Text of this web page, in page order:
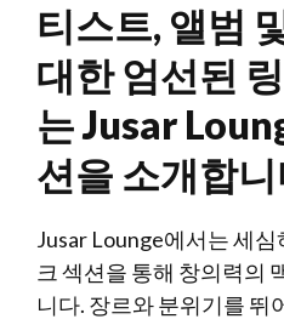
티스트, 앨범
대한 엄선된
는 Jusar
션을 소개합
Jusar Lounge에서는 세
크 섹션을 통해 창의력의
니다. 장르와 분위기를 뛰